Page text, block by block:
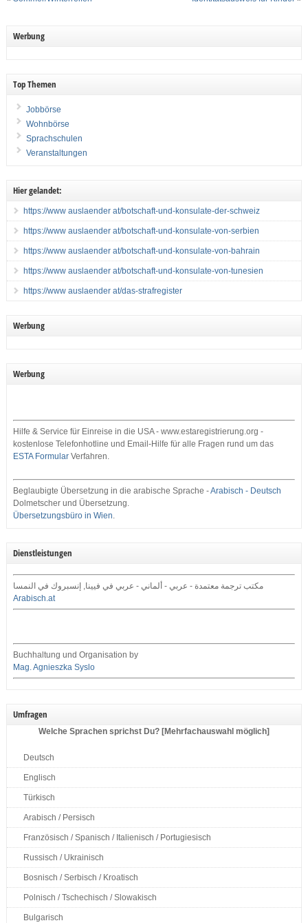
Werbung
Top Themen
Jobbörse
Wohnbörse
Sprachschulen
Veranstaltungen
Hier gelandet:
https://www auslaender at/botschaft-und-konsulate-der-schweiz
https://www auslaender at/botschaft-und-konsulate-von-serbien
https://www auslaender at/botschaft-und-konsulate-von-bahrain
https://www auslaender at/botschaft-und-konsulate-von-tunesien
https://www auslaender at/das-strafregister
Werbung
Werbung
Hilfe & Service für Einreise in die USA - www.estaregistrierung.org -
kostenlose Telefonhotline und Email-Hilfe für alle Fragen rund um das
ESTA FormularVerfahren.
Beglaubigte Übersetzung in die arabische Sprache -Arabisch - Deutsch
Dolmetscher und Übersetzung.
Übersetzungsbüro in Wien.
Dienstleistungen
مكتب ترجمة معتمدة - عربي - ألماني - عربي في فيينا, إنسبروك في النمسا
Arabisch.at
Buchhaltung und Organisation by
Mag. Agnieszka Syslo
Umfragen
Welche Sprachen sprichst Du? [Mehrfachauswahl möglich]
Deutsch
Englisch
Türkisch
Arabisch / Persisch
Französisch / Spanisch / Italienisch / Portugiesisch
Russisch / Ukrainisch
Bosnisch / Serbisch / Kroatisch
Polnisch / Tschechisch / Slowakisch
Bulgarisch